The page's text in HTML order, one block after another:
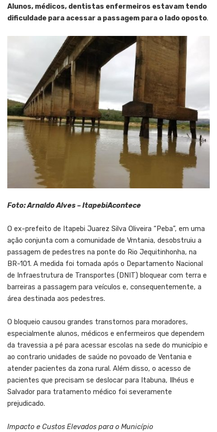
Alunos, médicos, dentistas enfermeiros estavam tendo
dificuldade para acessar a passagem para o lado oposto.
Foto: Arnaldo Alves – ItapebiAcontece
O ex-prefeito de Itapebi Juarez Silva Oliveira “Peba”, em uma
ação conjunta com a comunidade de Vrntania, desobstruiu a
passagem de pedestres na ponte do Rio Jequitinhonha, na
BR-101. A medida foi tomada após o Departamento Nacional
de Infraestrutura de Transportes (DNIT) bloquear com terra e
barreiras a passagem para veículos e, consequentemente, a
área destinada aos pedestres.
O bloqueio causou grandes transtornos para moradores,
especialmente alunos, médicos e enfermeiros que dependem
da travessia a pé para acessar escolas na sede do município e
ao contrario unidades de saúde no povoado de Ventania e
atender pacientes da zona rural. Além disso, o acesso de
pacientes que precisam se deslocar para Itabuna, Ilhéus e
Salvador para tratamento médico foi severamente
prejudicado.
Impacto e Custos Elevados para o Município